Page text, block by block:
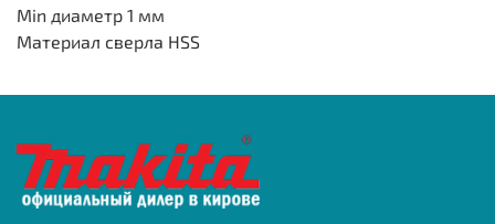
Min диаметр 1 мм
Материал сверла HSS